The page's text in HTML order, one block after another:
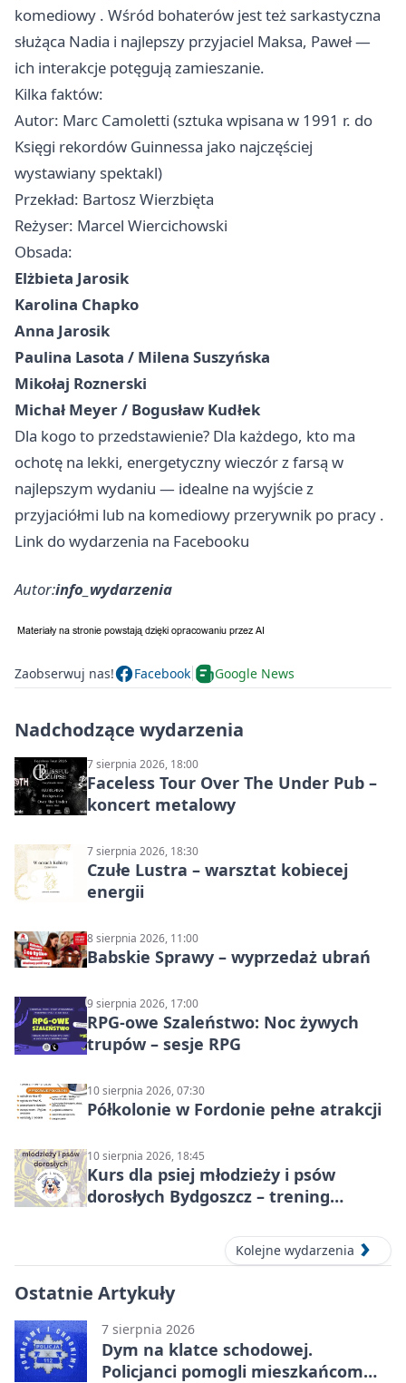
komediowy . Wśród bohaterów jest też sarkastyczna
służąca Nadia i najlepszy przyjaciel Maksa, Paweł —
ich interakcje potęgują zamieszanie.
Kilka faktów:
Autor: Marc Camoletti (sztuka wpisana w 1991 r. do
Księgi rekordów Guinnessa jako najczęściej
wystawiany spektakl)
Przekład: Bartosz Wierzbięta
Reżyser: Marcel Wiercichowski
Obsada:
Elżbieta Jarosik
Karolina Chapko
Anna Jarosik
Paulina Lasota / Milena Suszyńska
Mikołaj Roznerski
Michał Meyer / Bogusław Kudłek
Dla kogo to przedstawienie? Dla każdego, kto ma
ochotę na lekki, energetyczny wieczór z farsą w
najlepszym wydaniu — idealne na wyjście z
przyjaciółmi lub na komediowy przerywnik po pracy .
Link do wydarzenia na Facebooku
Autor:info_wydarzenia
Zaobserwuj nas! Facebook Google News
Nadchodzące wydarzenia
7 sierpnia 2026, 18:00
Faceless Tour Over The Under Pub –
koncert metalowy
7 sierpnia 2026, 18:30
Czułe Lustra – warsztat kobiecej
energii
8 sierpnia 2026, 11:00
Babskie Sprawy – wyprzedaż ubrań
9 sierpnia 2026, 17:00
RPG-owe Szaleństwo: Noc żywych
trupów – sesje RPG
10 sierpnia 2026, 07:30
Półkolonie w Fordonie pełne atrakcji
10 sierpnia 2026, 18:45
Kurs dla psiej młodzieży i psów
dorosłych Bydgoszcz – trening
Kolejne wydarzenia
Ostatnie Artykuły
7 sierpnia 2026
Dym na klatce schodowej.
Policjanci pomogli mieszkańcom